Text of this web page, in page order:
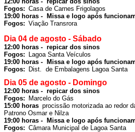
Fogos: Casa de Carnes Frigolagos
19:00 horas -  Missa e logo após
Fogos: Viação Transrora
Dia 04 de agosto - Sábado
Fogos:
Lagoa Santa Veículos
19:00 horas -  Missa e logo após
Fogos:
Dist.  de Embalagens Lagoa Santa
Dia 05 de agosto - Domingo
Fogos:
15:00 horas procissão motorizada ao redor
Patrono Osmar e Nilza
19:00 horas -  Missa e logo após
Fogos: